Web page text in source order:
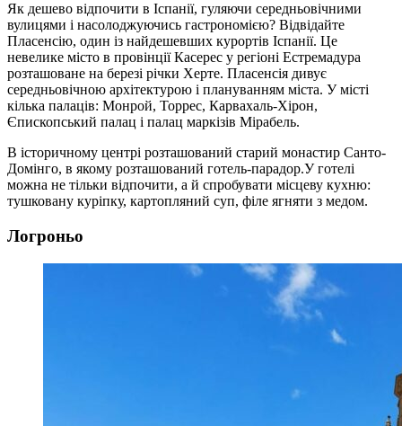
Як дешево відпочити в Іспанії, гуляючи середньовічними
вулицями і насолоджуючись гастрономією? Відвідайте
Пласенсію, один із найдешевших курортів Іспанії. Це
невелике місто в провінції Касерес у регіоні Естремадура
розташоване на березі річки Херте. Пласенсія дивує
середньовічною архітектурою і плануванням міста. У місті
кілька палаців: Монрой, Торрес, Карвахаль-Хірон,
Єпископський палац і палац маркізів Мірабель.
В історичному центрі розташований старий монастир Санто-
Домінго, в якому розташований готель-парадор.У готелі
можна не тільки відпочити, а й спробувати місцеву кухню:
тушковану куріпку, картопляний суп, філе ягняти з медом.
Логроньо